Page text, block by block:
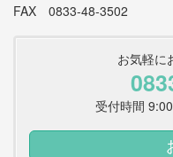
FAX 0833-48-3502
お気軽に
受付時間